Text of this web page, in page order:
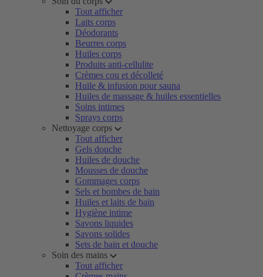
Tout afficher
Laits corps
Déodorants
Beurres corps
Huiles corps
Produits anti-cellulite
Crèmes cou et décolleté
Huile & infusion pour sauna
Huiles de massage & huiles essentielles
Soins intimes
Sprays corps
Nettoyage corps
Tout afficher
Gels douche
Huiles de douche
Mousses de douche
Gommages corps
Sels et bombes de bain
Huiles et laits de bain
Hygiène intime
Savons liquides
Savons solides
Sets de bain et douche
Soin des mains
Tout afficher